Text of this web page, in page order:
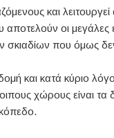
και
αποτελούν οι
σκιαδίων που όμως
και κατά κύριο
χώρους είναι τα